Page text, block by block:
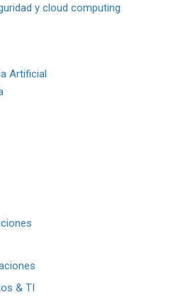
y cloud computing
Artificial
& TI